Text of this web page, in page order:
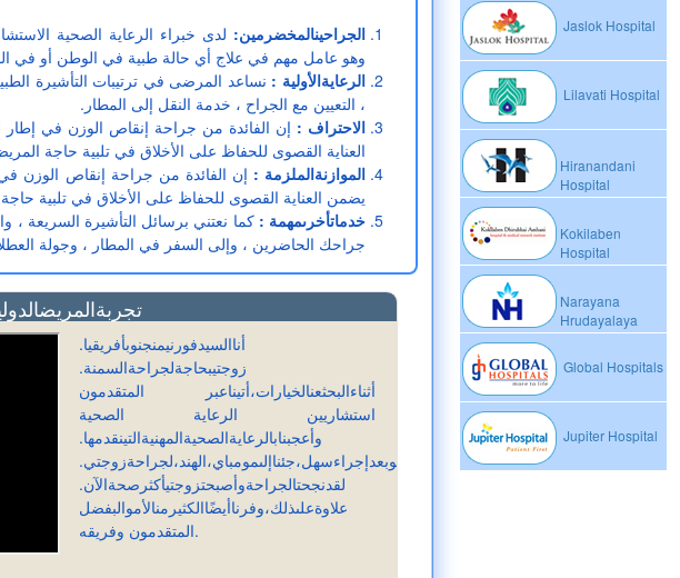
Jaslok Hospital
Lilavati Hospital
Hiranandani
Hospital
Kokilaben
Hospital
Narayana
Hrudayalaya
Global Hospitals
Jupiter Hospital
الجراحينالمخضرمين: لدى خبراء الرعاية الصحية
وهو عامل مهم في علاج أي حالة طبية في الوطن أو في
الرعايةالأولية : نساعد المرضى في ترتيبات التأشيرة
، التعيين مع الجراح ، خدمة النقل إلى المطار.
الاحتراف : إن الفائدة من جراحة إنقاص الوزن في
العناية القصوى للحفاظ على الأخلاق في تلبية حاجة
الموازنةالملزمة : إن الفائدة من جراحة إنقاص الوزن
يضمن العناية القصوى للحفاظ على الأخلاق في تلبية
خدماتأخرىمهمة : كما نعتني برسائل التأشيرة السريعة
جراحك الحاضرين ، وإلى السفر في المطار ، وجولة
أناالسيدفورنيمنجنوبأفريقيا.
زوجتيبحاجةلجراحةالسمنة.
أثناءالبحثعنالخيارات،أتيناعبر المتقدمون
استشاريين الرعاية الصحية
وأعجبنابالرعايةالصحيةالمهنيةالتينقدمها.
وصلناإليهموبعدإجراءسهل،جئناإلىمومباي،الهند،لجراحةزوجتي.
لقدنجحتالجراحةوأصبحتزوجتيأكثرصحةالآن.
علاوةعلىذلك،وفرناأيضًاالكثيرمنالأموالبفضل
المتقدمون وفريقه.